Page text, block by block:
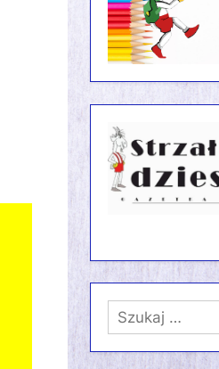
Szukaj: